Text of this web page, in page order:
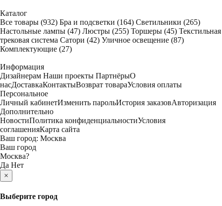
Каталог
Все товары (932) Бра и подсветки (164) Светильники (265)
Настольные лампы (47) Люстры (255) Торшеры (45) Текстильная
трековая система Сатори (42) Уличное освещение (87)
Комплектующие (27)
Информация
Дизайнерам Наши проекты ПартнёрыО
насДоставкаКонтактыВозврат товараУсловия оплаты
Персональное
Личный кабинетИзменить парольИстория заказовАвторизация
Дополнительно
НовостиПолитика конфиденциальностиУсловия
соглашенияКарта сайта
Ваш город: Москва
Ваш город
Москва?
Да Нет
×
Выберите город